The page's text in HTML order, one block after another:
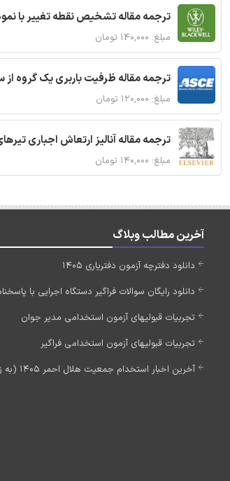
ترجمه مقاله تشخیص نقطه تغییر با
مبلغ: ۱۴۰,۰۰۰ تومان
ترجمه مقاله ظرفیت باربری یک گروه
مبلغ: ۱۲۰,۰۰۰ تومان
ترجمه مقاله آنالیز ارتعاش اجباری
مبلغ: ۱۴۰,۰۰۰ تومان
آخرین مطالب وبلاگ
دانلود دفترچه آزمون دفتریاری 1405
دانلود رایگان سوالات فراگیر دستگاه اجرایی با
تجربیات قبولیهای آزمون استخدامی مدیر جوان
تجربیات قبولیهای آزمون استخدامی فراگیر
آخرین اخبار استخدام جمعیت هلال احمر 1405 (به زودی)